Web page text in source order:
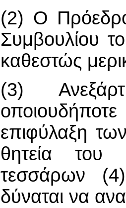
(2) Ο
Συμβουλίου
καθεστώς
(3)
επιφύλαξη
θητεία
τεσσάρων
δύναται να